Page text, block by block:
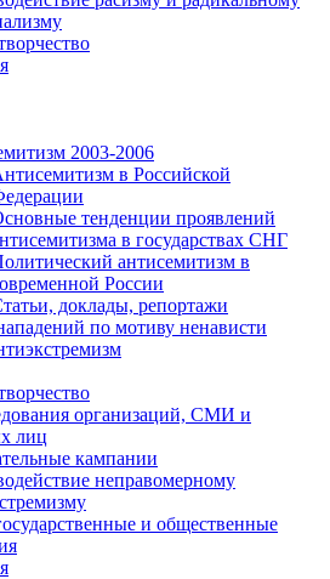
2003-2006
в Российской
тенденции проявлений
в государствах СНГ
антисемитизм в
России
доклады, репортажи
по мотиву ненависти
организаций, СМИ и
лиц
кампании
неправомерному
и общественные